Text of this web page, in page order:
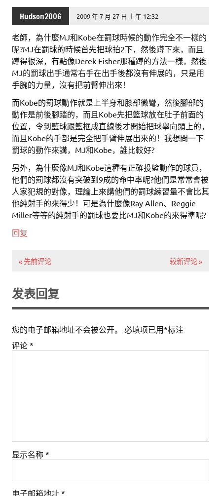
Hudson2006 2009 年 7 月 27 日 上午 12:32
老師，為什麼MJ和Kobe在罰球時候的動作完全不一樣的
呢?MJ在罰球的時候首先把球拍2下，然後蹲下來，而且
蹲得很深，有點像Derek Fisher那種蹲的方法一樣，然後
MJ的罰球出手通常右手在出手後都沒有伸展的，只是用
手腕的力量，沒有把前臂伸出來！
而Kobe的罰球動作就是上半身和膝部微彎，然後腳部的
動作是前後腳踏的，而且Kobe先把籃球放在肚子前面的
位置，令到籃球跟籃框成直線後才開始把球舉向頭上的，
而且Kobe的手部是完全把手臂伸展出來的！我想問一下
罰球的動作來講，MJ和Kobe，誰比較好?
另外，為什麼像MJ和Kobe這種有正確投籃動作的球員，
他們的罰球都沒有突破到9成的命中率呢?他們是常常會被
人家犯規的對像，理論上來講他們的罰球練習量不會比其
他純射手的來得少！可是為什麼像Ray Allen、Reggie
Miller等等的純射手的罰球也要比MJ和Kobe的來得準呢?
回复
« 先前评论 较新评论 »
发表回复
您的电子邮箱地址不会被公开。 必填项已用*标注
评论 *
显示名称 *
电子邮箱地址 *